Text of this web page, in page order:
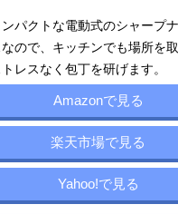
パクトな電動式のシャープ
ので、キッチンでも場所を取
レスなく包丁を研げます。
Amazonで見る
楽天市場で見る
Yahoo!で見る